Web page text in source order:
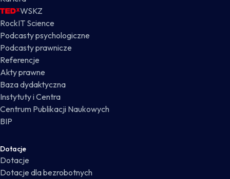
WSKZ
RockIT Science
Podcasty psychologiczne
Podcasty prawnicze
Referencje
Akty prawne
Baza dydaktyczna
Instytuty i Centra
Centrum Publikacji Naukowych
BIP
Dotacje
Dotacje
Dotacje dla bezrobotnych